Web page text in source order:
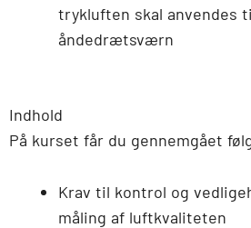
trykluften skal anvendes
åndedrætsværn
Indhold
På kurset får du gennemgået
Krav til kontrol og
måling af luftkvaliteten